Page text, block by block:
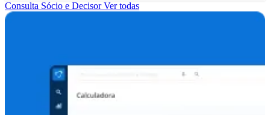
Consulta Sócio e DecisorVer todas